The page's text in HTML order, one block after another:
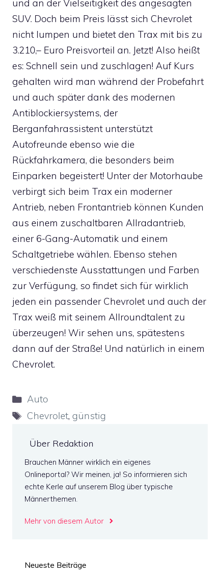
und an der Vielseitigkeit des angesagten
SUV. Doch beim Preis lässt sich Chevrolet
nicht lumpen und bietet den Trax mit bis zu
3.210,– Euro Preisvorteil an. Jetzt! Also heißt
es: Schnell sein und zuschlagen! Auf Kurs
gehalten wird man während der Probefahrt
und auch später dank des modernen
Antiblockiersystems, der
Berganfahrassistent unterstützt
Autofreunde ebenso wie die
Rückfahrkamera, die besonders beim
Einparken begeistert! Unter der Motorhaube
verbirgt sich beim Trax ein moderner
Antrieb, neben Frontantrieb können Kunden
aus einem zuschaltbaren Allradantrieb,
einer 6-Gang-Automatik und einem
Schaltgetriebe wählen. Ebenso stehen
verschiedenste Ausstattungen und Farben
zur Verfügung, so findet sich für wirklich
jeden ein passender Chevrolet und auch der
Trax weiß mit seinem Allroundtalent zu
überzeugen! Wir sehen uns, spätestens
dann auf der Straße! Und natürlich in einem
Chevrolet.
Kategorien
Auto
Schlagwörter
Chevrolet, günstig
Über Redaktion
Brauchen Männer wirklich ein eigenes
Onlineportal? Wir meinen, ja! So informieren sich
echte Kerle auf unserem Blog über typische
Männerthemen.
Mehr von diesem Autor
Neueste Beiträge